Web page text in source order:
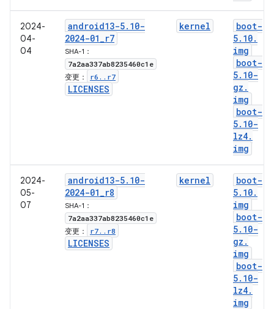
2024-
04-
04
android13-5. 10-
2024-01_r7
SHA-1：
7a2aa337ab8235460c1e
变更： r6 . . r7
LICENSES
kernel
boot-
5. 10.
img
boot-
5. 10-
gz .
img
boot-
5. 10-
lz4.
img
2024-
05-
07
android13-5. 10-
2024-01_r8
SHA-1：
7a2aa337ab8235460c1e
变更： r7. . r8
LICENSES
kernel
boot-
5. 10.
img
boot-
5. 10-
gz .
img
boot-
5. 10-
lz4.
img